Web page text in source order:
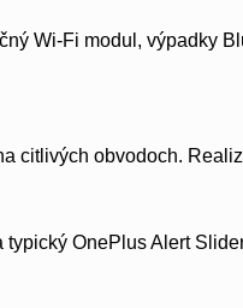
Wi-Fi modul, výpadky
citlivých obvodoch.
OnePlus Alert